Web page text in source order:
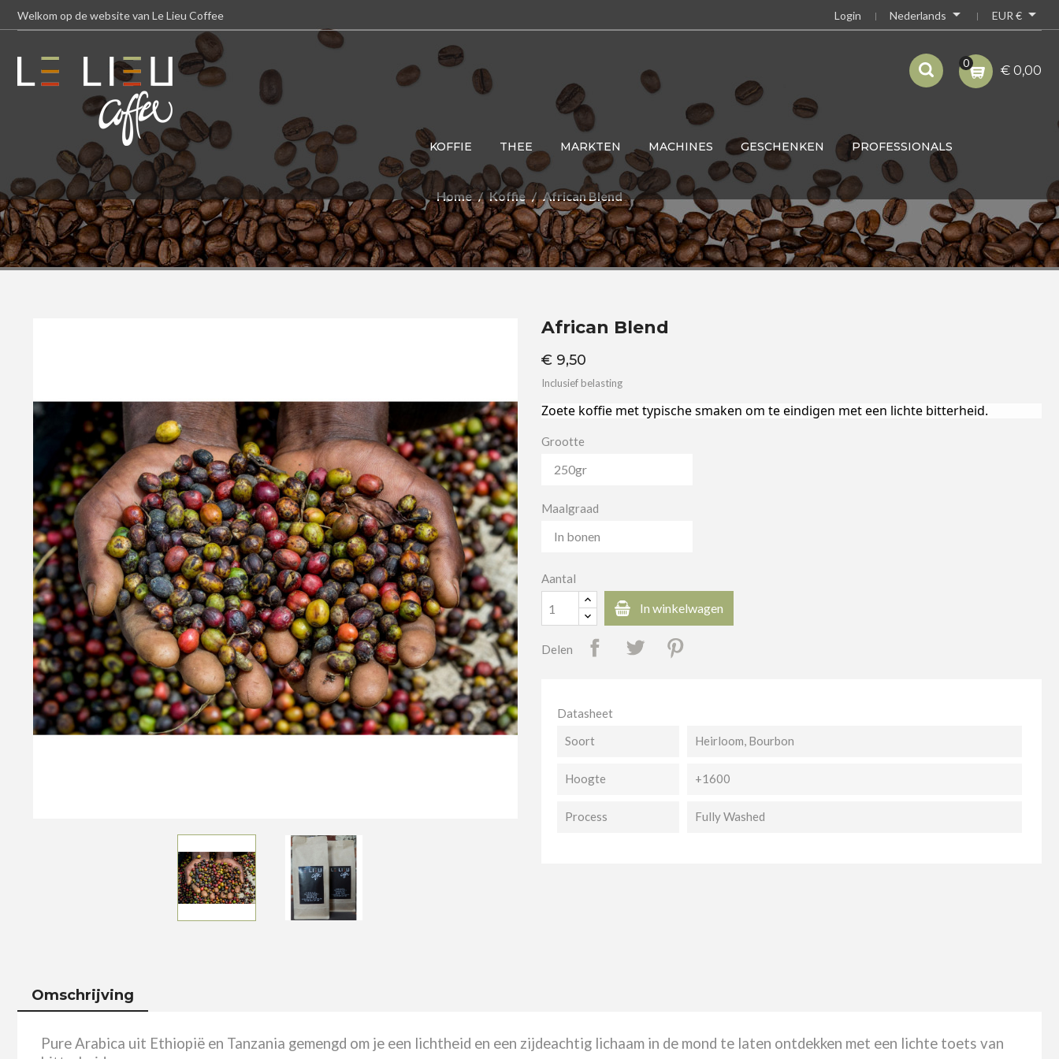
Welkom op de website van Le Lieu Coffee EUR € 
Nederlands 
Login
0 € 0,00
KOFFIE THEE MARKTEN MACHINES GESCHENKEN PROFESSIONALS
Home Koffie African Blend
African Blend
€ 9,50
Inclusief belasting
Zoete koffie met typische smaken om te eindigen met een lichte bitterheid.
Grootte
Maalgraad
Aantal
In winkelwagen
Delen
Datasheet
Soort
Heirloom, Bourbon
Hoogte +1600
Process Fully Washed
Omschrijving
Pure Arabica uit Ethiopië en Tanzania gemengd om je een lichtheid en een zijdeachtig lichaam in de mond te laten ontdekken met een lichte toets van